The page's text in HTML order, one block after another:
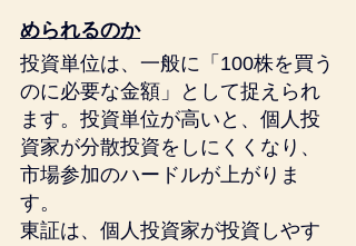
められるのか
投資単位は、一般に「100株を買う
のに必要な金額」として捉えられ
ます。投資単位が高いと、個人投
資家が分散投資をしにくくなり、
市場参加のハードルが上がりま
す。
東証は、個人投資家が投資しやす